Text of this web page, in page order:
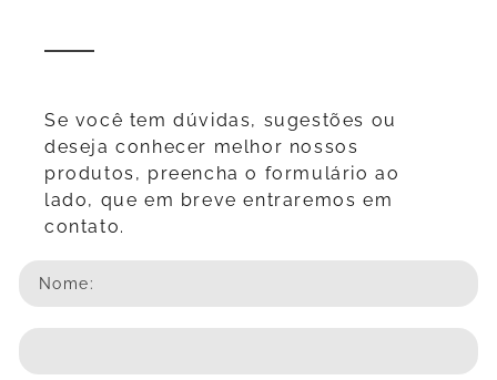
Se você tem dúvidas, sugestões ou
deseja conhecer melhor nossos
produtos, preencha o formulário ao
lado, que em breve entraremos em
contato.
Nome: